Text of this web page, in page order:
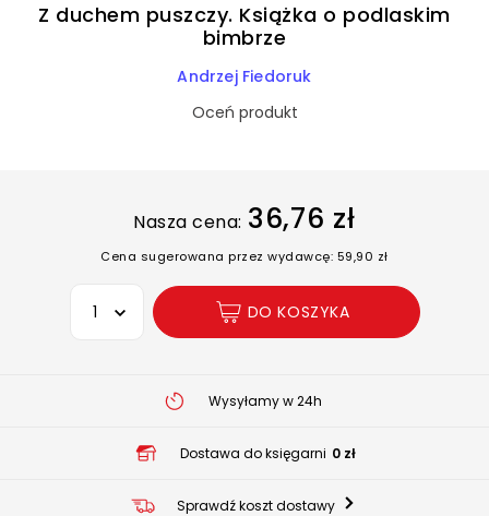
Z duchem puszczy. Książka o podlaskim
bimbrze
Andrzej Fiedoruk
Oceń produkt
Nasza cena: 36,76 zł
Cena sugerowana przez wydawcę: 59,90 zł
Wybierz opcję
DO KOSZYKA
Wysyłamy w 24h
Dostawa do księgarni 0 zł
Sprawdź koszt dostawy